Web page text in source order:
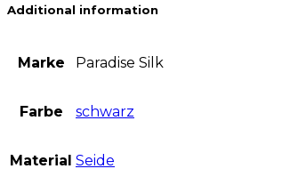
Additional information
Marke Paradise Silk
Farbe schwarz
Material Seide